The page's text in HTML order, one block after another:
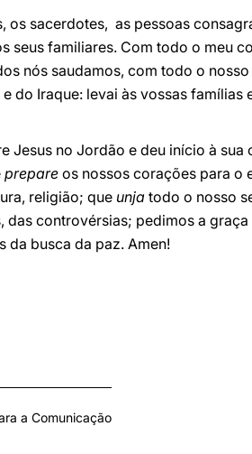
sacerdotes, as pessoas
seus familiares. Com todo o meu
nós saudamos, com todo o
do Iraque: levai às vossas famílias
Jesus no Jordão e deu início à sua
prepare os nossos corações para o
religião; que unja todo o nosso
controvérsias; pedimos a graça
da busca da paz. Amen!
a Comunicação